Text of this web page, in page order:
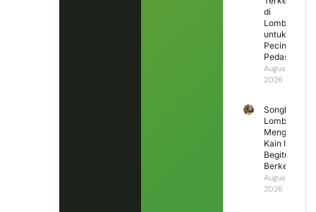
di
Lombok
untuk
Pecinta
Pedas
August 6,
2026
Songket
Lombok
Mengapa
Kain Ini
Begitu
Berkesan?
August 5,
2026